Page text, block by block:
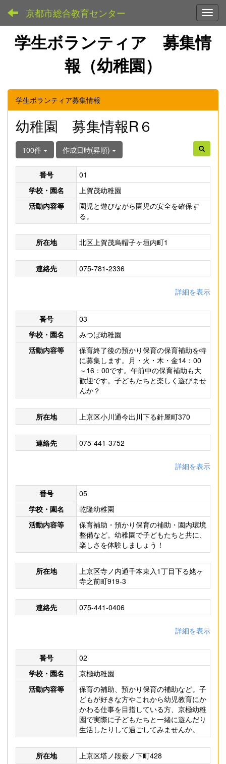
京都市総合教育センター
学生ボランティア 募集情
報（幼稚園）
学生ボランティア募集情報
幼稚園 募集情報R６
100件 作成日時(昇順)
番号
01
学校・園名
上賀茂幼稚園
活動内容等
園児と遊びながら園児の安全を確保す
る。
所在地 北区上賀茂烏帽子ヶ垣内町1
連絡先 075-781-2336
詳細を表示
番号
03
学校・園名
みつば幼稚園
活動内容等
保育終了後の預かり保育の保育補助を特
に募集します。月・火・木・金14：00
～16：00です。午前中の保育補助も大
歓迎です。子どもたちと楽しく遊びませ
んか？
所在地 上京区小川通今出川下る針屋町370
連絡先 075-441-3752
詳細を表示
番号
05
学校・園名
乾隆幼稚園
活動内容等
保育補助・預かり保育の補助・園内環境
整備など。幼稚園で子どもたちと共に、
楽しさを体験しましょう！
所在地
上京区寺ノ内通千本東入1丁目下る姥ヶ
寺之前町919-3
連絡先 075-441-0406
詳細を表示
番号
02
学校・園名
京極幼稚園
活動内容等
保育の補助、預かり保育の補助など。子
どもが好きな方やこれから幼児教育にか
かわる仕事を目指している方、京極幼稚
園で実際に子どもたちと一緒に遊んだり
生活したりして過ごしてみませんか。
所在地 上京区塔ノ段薮ノ下町428